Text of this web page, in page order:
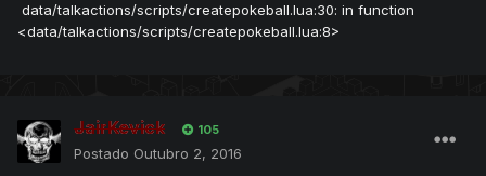
data/talkactions/scripts/createpokeball.lua:30: in function
<data/talkactions/scripts/createpokeball.lua:8>
JairKevick 105
Postado Outubro 2, 2016